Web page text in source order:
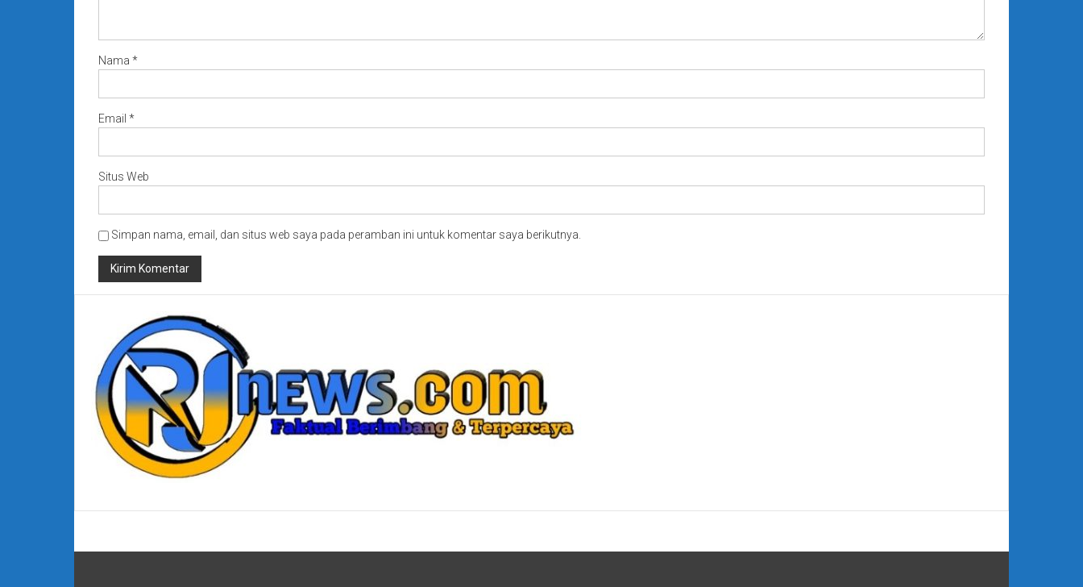
Nama *
Email *
Situs Web
Simpan nama, email, dan situs web saya pada peramban ini untuk komentar saya berikutnya.